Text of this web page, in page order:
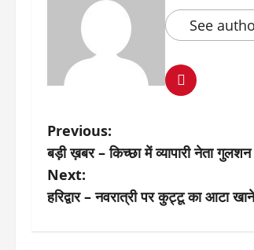
See
P
o
s
Previous:
बड़ी ख़बर – किच्छा में व्यापारी नेता
Next:
हरिद्वार – नवरात्री पर कुट्टू का आटा